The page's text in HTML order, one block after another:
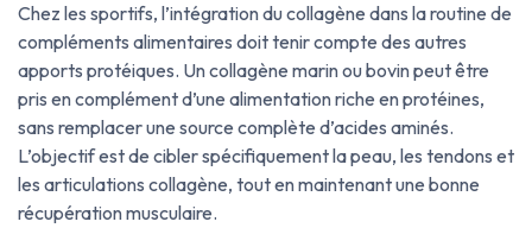
Chez les sportifs, l’intégration du collagène dans la routine de
compléments alimentaires doit tenir compte des autres
apports protéiques. Un collagène marin ou bovin peut être
pris en complément d’une alimentation riche en protéines,
sans remplacer une source complète d’acides aminés.
L’objectif est de cibler spécifiquement la peau, les tendons et
les articulations collagène, tout en maintenant une bonne
récupération musculaire.